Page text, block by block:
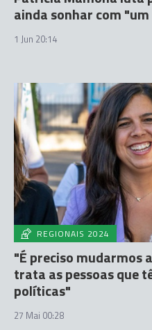
ainda sonhar com
1 Jun 20:14
REGIONAIS 2024
"É preciso mudarmos
trata as pessoas que
políticas"
27 Mai 00:28